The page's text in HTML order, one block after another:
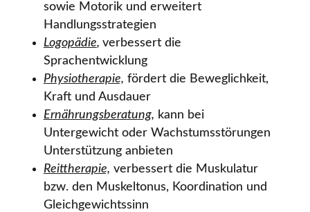
sowie Motorik und erweitert
Handlungsstrategien
Logopädie, verbessert die
Sprachentwicklung
Physiotherapie, fördert die Beweglichkeit,
Kraft und Ausdauer
Ernährungsberatung, kann bei
Untergewicht oder Wachstumsstörungen
Unterstützung anbieten
Reittherapie, verbessert die Muskulatur
bzw. den Muskeltonus, Koordination und
Gleichgewichtssinn